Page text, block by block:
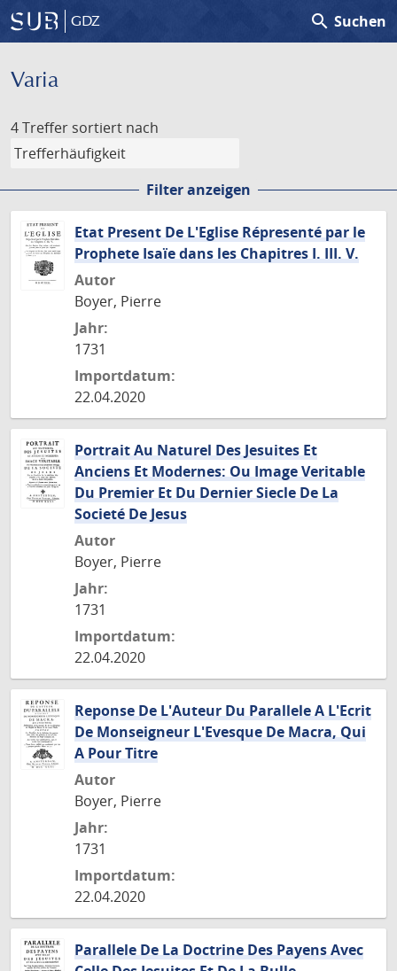
GDZ search Suchen
Varia
4 Treffer sortiert nach
Filter anzeigen
Etat Present De L'Eglise Répresenté par le
Prophete Isaïe dans les Chapitres I. III. V.
Autor
Boyer, Pierre
Jahr:
1731
Importdatum:
22.04.2020
Portrait Au Naturel Des Jesuites Et
Anciens Et Modernes: Ou Image Veritable
Du Premier Et Du Dernier Siecle De La
Societé De Jesus
Autor
Boyer, Pierre
Jahr:
1731
Importdatum:
22.04.2020
Reponse De L'Auteur Du Parallele A L'Ecrit
De Monseigneur L'Evesque De Macra, Qui
A Pour Titre
Autor
Boyer, Pierre
Jahr:
1731
Importdatum:
22.04.2020
Parallele De La Doctrine Des Payens Avec